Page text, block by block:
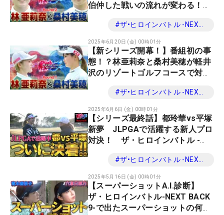
伯仲した戦いの流れが変わる！
#ザ•ヒロインバトル -NEXT BACK 9-
2025年6月20日 (金) 00時01分
【新シリーズ開幕！】番組初の事
態！？林亜莉奈と桑村美穂が軽井
沢のリゾートゴルフコースで対
BACK 9-
#ザ•ヒロインバトル -NEXT BACK 9-
2025年6月6日 (金) 00時01分
【シリーズ最終話】都玲華vs平塚
新夢 JLPGAで活躍する新人プロ
対決！ ザ・ヒロインバトル -
#ザ•ヒロインバトル -NEXT BACK 9-
2025年5月16日 (金) 00時01分
【スーパーショットA.I.診断】
ザ・ヒロインバトル-NEXT BACK
9-で出たスーパーショットの何が